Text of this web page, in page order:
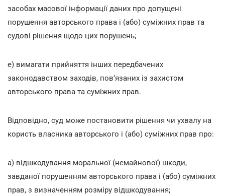
засобах масової інформації даних про допущені
порушення авторського права і (або) суміжних прав та
судові рішення щодо цих порушень;
е) вимагати прийняття інших передбачених
законодавством заходів, пов’язаних із захистом
авторського права та суміжних прав.
Відповідно, суд може постановити рішення чи ухвалу на
користь власника авторського і (або) суміжних прав про:
а) відшкодування моральної (немайнової) шкоди,
завданої порушенням авторського права і (або) суміжних
прав, з визначенням розміру відшкодування;